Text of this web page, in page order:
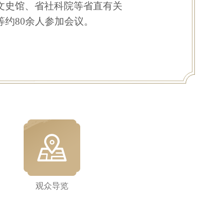
史馆、省社科院等省直有关
约80余人参加会议。
观众导览